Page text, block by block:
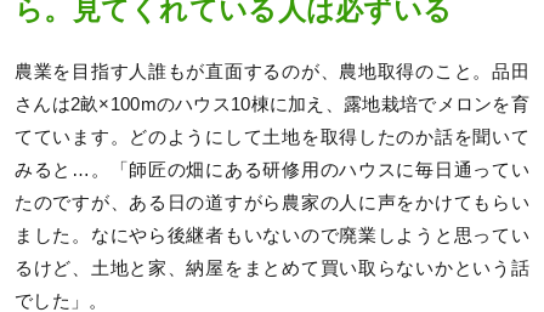
ら。見てくれている人は必ずいる
農業を目指す人誰もが直面するのが、農地取得のこと。品田
さんは2畝×100mのハウス10棟に加え、露地栽培でメロンを育
てています。どのようにして土地を取得したのか話を聞いて
みると…。「師匠の畑にある研修用のハウスに毎日通ってい
たのですが、ある日の道すがら農家の人に声をかけてもらい
ました。なにやら後継者もいないので廃業しようと思ってい
るけど、土地と家、納屋をまとめて買い取らないかという話
でした」。